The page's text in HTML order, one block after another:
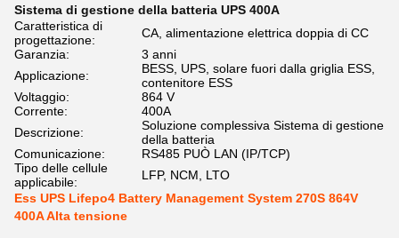
Sistema di gestione della batteria UPS 400A
Caratteristica di
progettazione:
CA, alimentazione elettrica doppia di CC
Garanzia:
3 anni
Applicazione:
BESS, UPS, solare fuori dalla griglia ESS,
contenitore ESS
Voltaggio:
864 V
Corrente:
400A
Descrizione:
Soluzione complessiva Sistema di gestione
della batteria
Comunicazione:
RS485 PUÒ LAN (IP/TCP)
Tipo delle cellule
applicabile:
LFP, NCM, LTO
Ess UPS Lifepo4 Battery Management System 270S 864V
400A Alta tensione